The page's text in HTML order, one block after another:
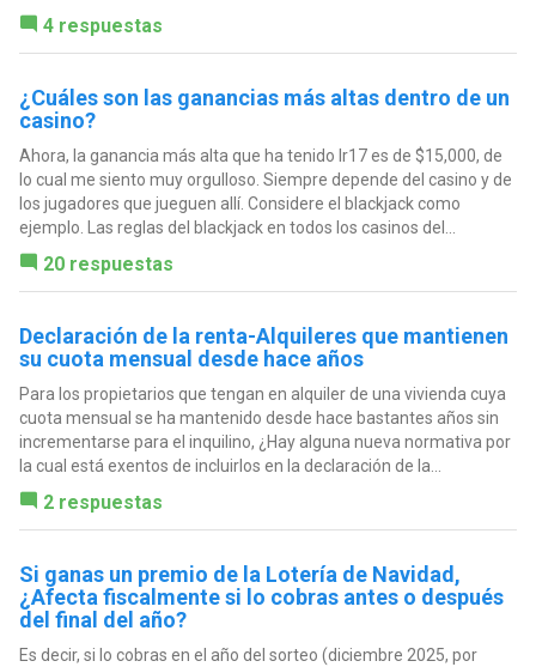
4 respuestas
¿Cuáles son las ganancias más altas dentro de un
casino?
Ahora, la ganancia más alta que ha tenido Ir17 es de $15,000, de
lo cual me siento muy orgulloso. Siempre depende del casino y de
los jugadores que jueguen allí. Considere el blackjack como
ejemplo. Las reglas del blackjack en todos los casinos del...
20 respuestas
Declaración de la renta-Alquileres que mantienen
su cuota mensual desde hace años
Para los propietarios que tengan en alquiler de una vivienda cuya
cuota mensual se ha mantenido desde hace bastantes años sin
incrementarse para el inquilino, ¿Hay alguna nueva normativa por
la cual está exentos de incluirlos en la declaración de la...
2 respuestas
Si ganas un premio de la Lotería de Navidad,
¿Afecta fiscalmente si lo cobras antes o después
del final del año?
Es decir, si lo cobras en el año del sorteo (diciembre 2025, por